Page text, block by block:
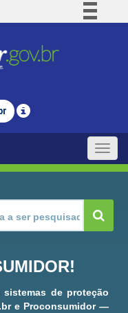
Comunica BR
Legislação
Toggle
de proteção
e Proconsumidor —